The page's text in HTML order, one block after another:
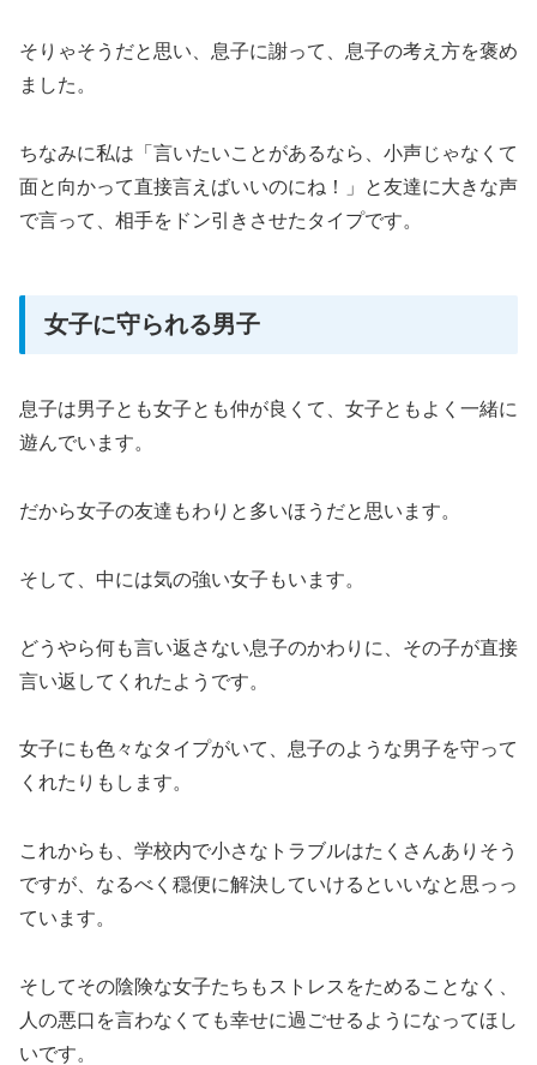
そりゃそうだと思い、息子に謝って、息子の考え方を褒め
ました。
ちなみに私は「言いたいことがあるなら、小声じゃなくて
面と向かって直接言えばいいのにね！」と友達に大きな声
で言って、相手をドン引きさせたタイプです。
女子に守られる男子
息子は男子とも女子とも仲が良くて、女子ともよく一緒に
遊んでいます。
だから女子の友達もわりと多いほうだと思います。
そして、中には気の強い女子もいます。
どうやら何も言い返さない息子のかわりに、その子が直接
言い返してくれたようです。
女子にも色々なタイプがいて、息子のような男子を守って
くれたりもします。
これからも、学校内で小さなトラブルはたくさんありそう
ですが、なるべく穏便に解決していけるといいなと思っっ
ています。
そしてその陰険な女子たちもストレスをためることなく、
人の悪口を言わなくても幸せに過ごせるようになってほし
いです。